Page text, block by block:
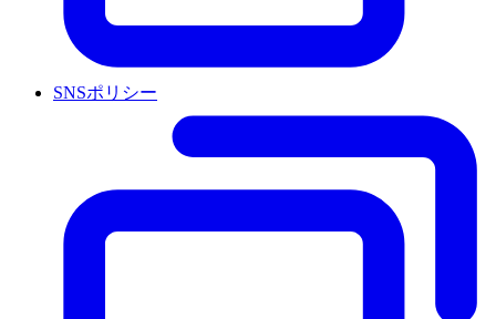
SNSポリシー